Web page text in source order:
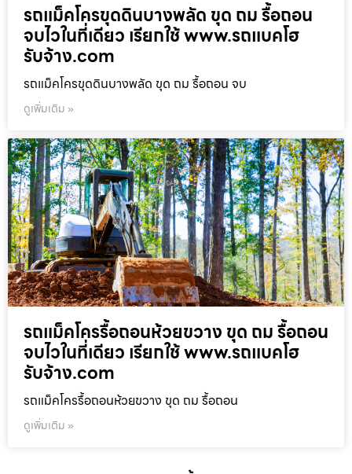
รถแม็คโครขุดดินบางพลัด ขุด ถม รื้อถอน
จบไวในที่เดียว เรียกใช้ www.รถแบคโฮ
รับจ้าง.com
รถแม็คโครขุดดินบางพลัด ขุด ถม รื้อถอน จบ
ดูเพิ่มเติม »
รถแม็คโครรื้อถอนห้วยขวาง ขุด ถม รื้อถอน
จบไวในที่เดียว เรียกใช้ www.รถแบคโฮ
รับจ้าง.com
รถแม็คโครรื้อถอนห้วยขวาง ขุด ถม รื้อถอน
ดูเพิ่มเติม »